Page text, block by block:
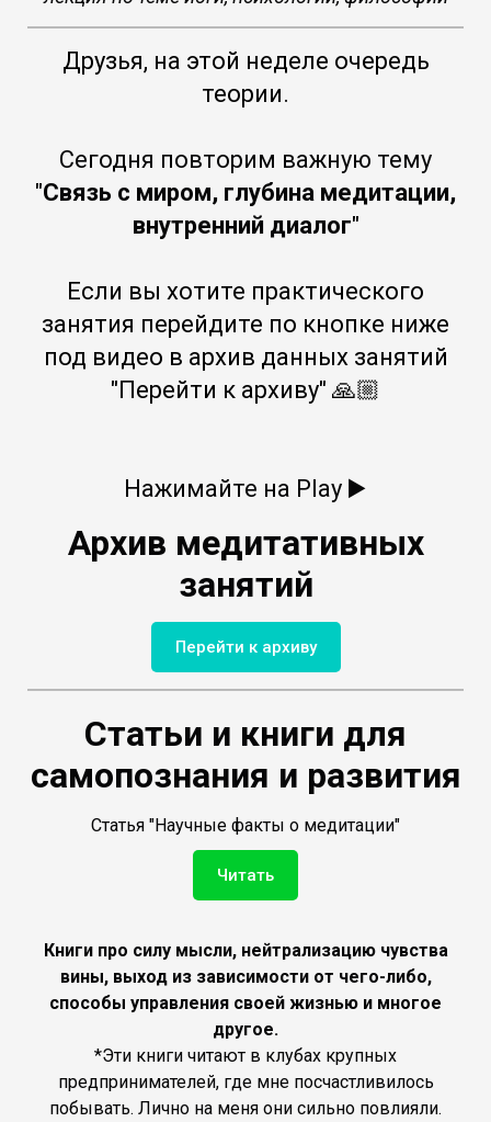
Друзья, на этой неделе очередь
теории.
Сегодня повторим важную тему
"Связь с миром, глубина медитации,
внутренний диалог"
Если вы хотите практического
занятия перейдите по кнопке ниже
под видео в архив данных занятий
"Перейти к архиву" 🙏🏼
Нажимайте на Play ▶️
Архив медитативных
занятий
Перейти к архиву
Статьи и книги для
самопознания и развития
Статья "Научные факты о медитации"
Читать
Книги про силу мысли, нейтрализацию чувства
вины, выход из зависимости от чего-либо,
способы управления своей жизнью и многое
другое.
*Эти книги читают в клубах крупных
предпринимателей, где мне посчастливилось
побывать. Лично на меня они сильно повлияли.